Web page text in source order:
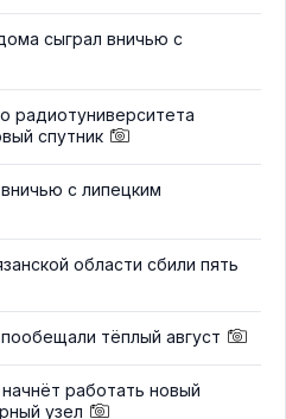
сыграл вничью с
радиотуниверситета
спутник
с липецким
области сбили пять
тёплый август
работать новый
узел